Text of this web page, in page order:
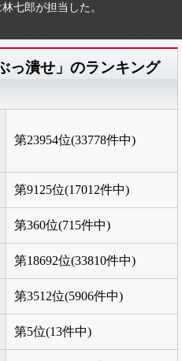
七郎が担当した。
っ潰せ」のランキング
第23954位(33778件中)
第9125位(17012件中)
第360位(715件中)
第18692位(33810件中)
第3512位(5906件中)
第5位(13件中)